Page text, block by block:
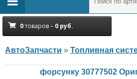
0товаров – 0 руб.
АвтоЗапчасти » Топливная
форсунку 30777502